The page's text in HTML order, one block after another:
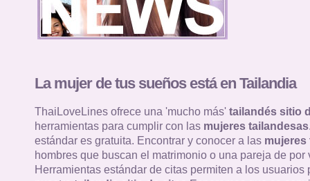
La mujer de tus sueños está en Tailandia
ThaiLoveLines ofrece una 'mucho más' tailandés sitio
herramientas para cumplir con las mujeres tailandesas
estándar es gratuita. Encontrar y conocer a las mujeres
hombres que buscan el matrimonio o una pareja de por
Herramientas estándar de citas permiten a los usuarios